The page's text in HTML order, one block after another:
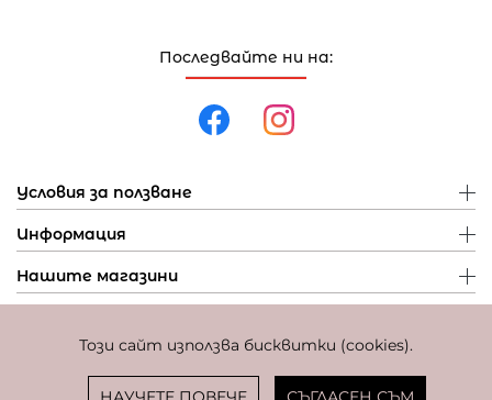
Този сайт използва бисквитки (cookies).
Последвайте ни на:
Условия за ползване
Информация
Нашите магазини
Фиксиран курс за превалутиране: 1 EUR = 1,95583 BGN